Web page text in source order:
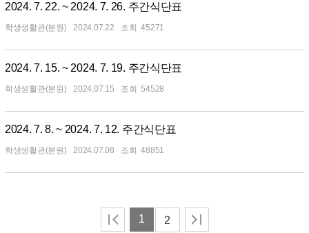
2024. 7. 22. ~ 2024. 7. 26. 주간식단표
학생생활관(분원) 2024.07.22 45271
2024. 7. 15. ~ 2024. 7. 19. 주간식단표
학생생활관(분원) 2024.07.15 54528
2024. 7. 8. ~ 2024. 7. 12. 주간식단표
학생생활관(분원) 2024.07.08 48851
1 2